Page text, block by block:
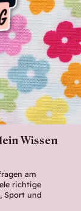
Wissen
am
richtige
Sport und